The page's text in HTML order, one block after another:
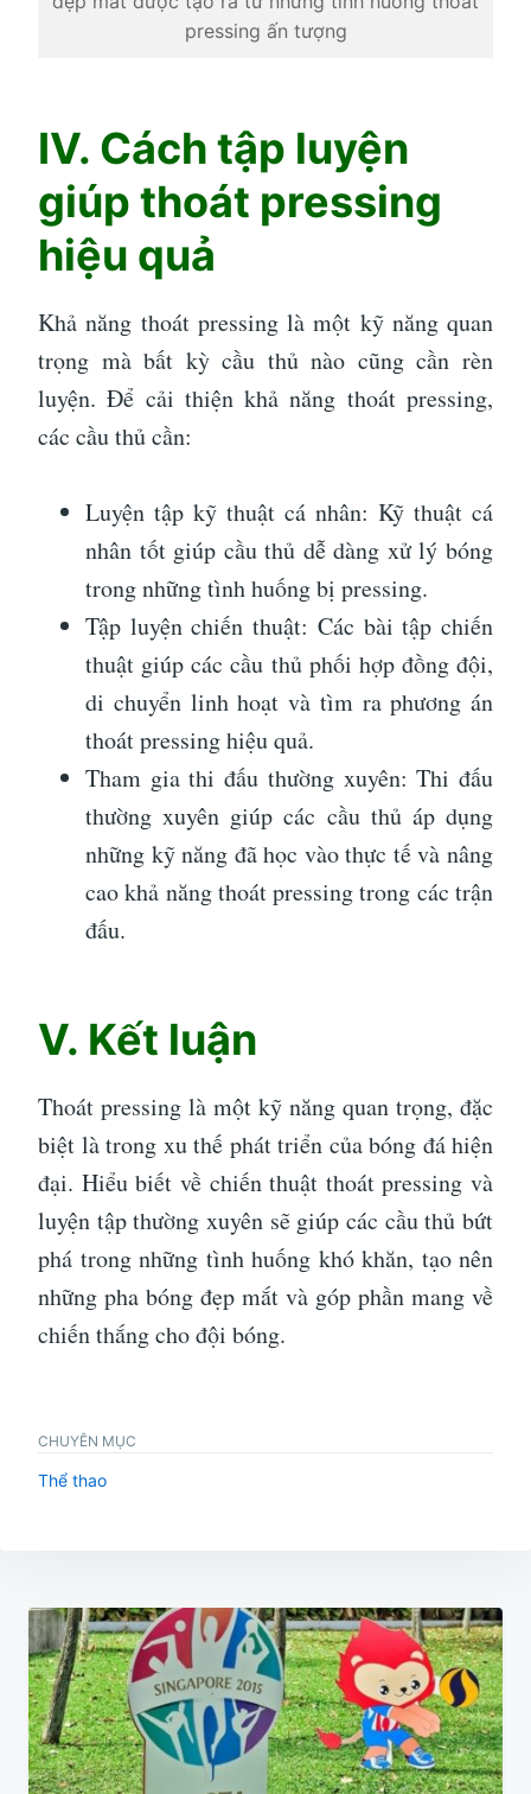
pressing ấn tượng
IV. Cách tập luyện
giúp thoát pressing
hiệu quả
Khả năng thoát pressing là một kỹ năng quan
trọng mà bất kỳ cầu thủ nào cũng cần rèn
luyện. Để cải thiện khả năng thoát pressing,
các cầu thủ cần:
Luyện tập kỹ thuật cá nhân: Kỹ thuật cá
nhân tốt giúp cầu thủ dễ dàng xử lý bóng
trong những tình huống bị pressing.
Tập luyện chiến thuật: Các bài tập chiến
thuật giúp các cầu thủ phối hợp đồng đội,
di chuyển linh hoạt và tìm ra phương án
thoát pressing hiệu quả.
Tham gia thi đấu thường xuyên: Thi đấu
thường xuyên giúp các cầu thủ áp dụng
những kỹ năng đã học vào thực tế và nâng
cao khả năng thoát pressing trong các trận
đấu.
V. Kết luận
Thoát pressing là một kỹ năng quan trọng, đặc
biệt là trong xu thế phát triển của bóng đá hiện
đại. Hiểu biết về chiến thuật thoát pressing và
luyện tập thường xuyên sẽ giúp các cầu thủ bứt
phá trong những tình huống khó khăn, tạo nên
những pha bóng đẹp mắt và góp phần mang về
chiến thắng cho đội bóng.
CHUYÊN MỤC
Thể thao
Điều
hướng
bài
viết